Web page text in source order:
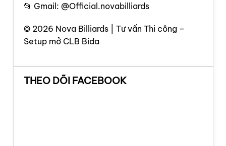
📂 Gmail: @Official.novabilliards
© 2026 Nova Billiards | Tư vấn Thi công –
Setup mở CLB Bida
THEO DÕI FACEBOOK